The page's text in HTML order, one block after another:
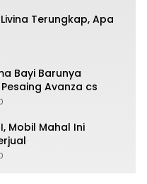
Terungkap, Apa
Bayi Barunya
Avanza cs
Mobil Mahal Ini